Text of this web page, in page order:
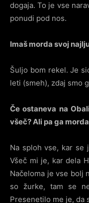
dogaja. To je vse
ponudi pod nos.
Imaš morda svoj
Šuljo bom rekel. Je
leti (smeh), zdaj smo
Če ostaneva na
všeč? Ali pa ga
Na sploh vse, kar se
Všeč mi je, kar dela
Načeloma je vse bolj
so žurke, tam se
Presenetilo me je, da